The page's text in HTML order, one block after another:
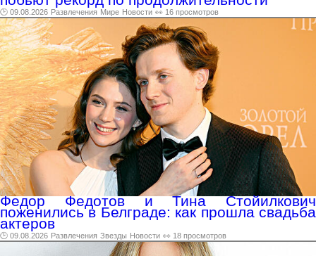
🕑 09.08.2026 Развлечения Мире Новости 👀 16 просмотров
Федор Федотов и Тина Стойилкович
поженились в Белграде: как прошла свадьба
актеров
🕑 09.08.2026 Развлечения Звезды Новости 👀 18 просмотров